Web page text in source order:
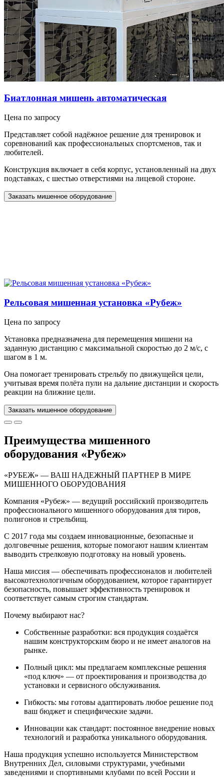
Биатлонная мишень автоматическая
Цена по запросу
Представляет собой надёжное решение для тренировок и
соревнований как профессиональных спортсменов, так и
любителей.
Конструкция включает в себя корпус, установленный на двух
подставках, с шестью отверстиями на лицевой стороне.
Заказать мишенное оборудование
Рельсовая мишенная установка «Рубеж»
Цена по запросу
Установка предназначена для перемещения мишени на
заданную дистанцию с максимальной скоростью до 2 м/с, с
шагом в 1 м.
Она помогает тренировать стрельбу по движущейся цели,
учитывая время полёта пули на дальние дистанции и скорость
реакции на ближние цели.
Заказать мишенное оборудование
Преимущества мишенного
оборудования «Рубеж»
«РУБЕЖ» — ВАШ НАДЕЖНЫЙ ПАРТНЕР В МИРЕ
МИШЕННОГО ОБОРУДОВАНИЯ
Компания «Рубеж» — ведущий российский производитель
профессионального мишенного оборудования для тиров,
полигонов и стрельбищ.
С 2017 года мы создаем инновационные, безопасные и
долговечные решения, которые помогают нашим клиентам
выводить стрелковую подготовку на новый уровень.
Наша миссия — обеспечивать профессионалов и любителей
высокотехнологичным оборудованием, которое гарантирует
безопасность, повышает эффективность тренировок и
соответствует самым строгим стандартам.
Почему выбирают нас?
Собственные разработки: вся продукция создаётся
нашим конструкторским бюро и не имеет аналогов на
рынке.
Полный цикл: мы предлагаем комплексные решения
«под ключ» — от проектирования и производства до
установки и сервисного обслуживания.
Гибкость: мы готовы адаптировать любое решение под
ваш бюджет и специфические задачи.
Инновации как стандарт: постоянное внедрение новых
технологий и разработка уникального оборудования.
Наша продукция успешно используется Министерством
Внутренних Дел, силовыми структурами, учебными
заведениями и спортивными клубами по всей России и